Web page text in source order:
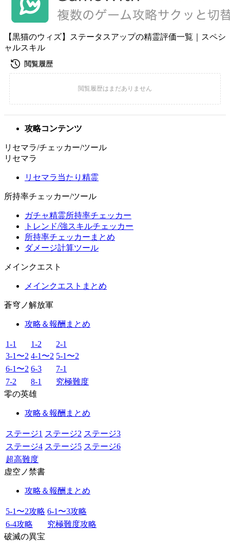
【黒猫のウィズ】ステータスアップの精霊評価一覧｜スペシ
ャルスキル
攻略コンテンツ
リセマラ/チェッカー/ツール
リセマラ
リセマラ当たり精霊
所持率チェッカー/ツール
ガチャ精霊所持率チェッカー
トレンド/強スキルチェッカー
所持率チェッカーまとめ
ダメージ計算ツール
メインクエスト
メインクエストまとめ
蒼穹ノ解放軍
攻略＆報酬まとめ
1-1 1-2
2-1
3-1〜2 4-1〜2 5-1〜2
6-1〜2 6-3
7-1
7-2
8-1
究極難度
零の英雄
攻略＆報酬まとめ
ステージ1 ステージ2 ステージ3
ステージ4 ステージ5 ステージ6
超高難度
虚空ノ禁書
攻略＆報酬まとめ
5-1〜2攻略 6-1〜3攻略
6-4攻略
究極難度攻略
破滅の異宝